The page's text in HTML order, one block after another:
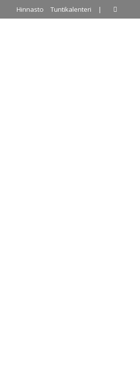
Hinnasto Tuntikalenteri |